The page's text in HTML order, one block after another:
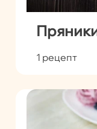
1 рецепт